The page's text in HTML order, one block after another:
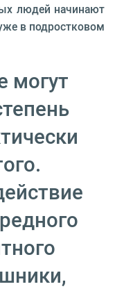
людей начинают
в подростковом
могут